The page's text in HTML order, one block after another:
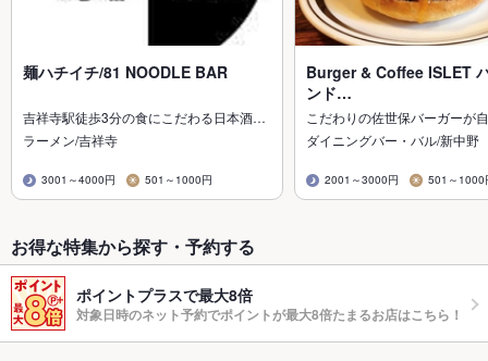
麺ハチイチ/81 NOODLE BAR
吉祥寺駅徒歩3分の食にこだわる日本酒…
ラーメン/吉祥寺
3001～4000円 501～1000円
Burger & Coffee ISLET
ンド…
こだわりの佐世保バーガーが
ダイニングバー・バル/新中野
2001～3000円 501～1000
お得な特集から探す・予約する
ポイントプラスで最大8倍
対象日時のネット予約でポイントが最大8倍たまるお店はこちら！